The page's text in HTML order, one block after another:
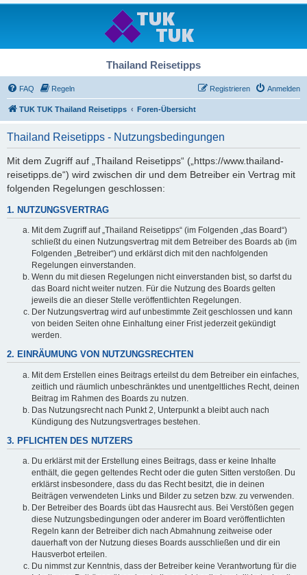
Thailand Reisetipps
FAQ Regeln Anmelden
Registrieren
TUK TUK Thailand Reisetipps Foren-Übersicht
Thailand Reisetipps - Nutzungsbedingungen
Mit dem Zugriff auf „Thailand Reisetipps“ („https://www.thailand-
reisetipps.de“) wird zwischen dir und dem Betreiber ein Vertrag mit
folgenden Regelungen geschlossen:
1. NUTZUNGSVERTRAG
Mit dem Zugriff auf „Thailand Reisetipps“ (im Folgenden „das Board“)
schließt du einen Nutzungsvertrag mit dem Betreiber des Boards ab (im
Folgenden „Betreiber“) und erklärst dich mit den nachfolgenden
Regelungen einverstanden.
Wenn du mit diesen Regelungen nicht einverstanden bist, so darfst du
das Board nicht weiter nutzen. Für die Nutzung des Boards gelten
jeweils die an dieser Stelle veröffentlichten Regelungen.
Der Nutzungsvertrag wird auf unbestimmte Zeit geschlossen und kann
von beiden Seiten ohne Einhaltung einer Frist jederzeit gekündigt
werden.
2. EINRÄUMUNG VON NUTZUNGSRECHTEN
Mit dem Erstellen eines Beitrags erteilst du dem Betreiber ein einfaches,
zeitlich und räumlich unbeschränktes und unentgeltliches Recht, deinen
Beitrag im Rahmen des Boards zu nutzen.
Das Nutzungsrecht nach Punkt 2, Unterpunkt a bleibt auch nach
Kündigung des Nutzungsvertrages bestehen.
3. PFLICHTEN DES NUTZERS
Du erklärst mit der Erstellung eines Beitrags, dass er keine Inhalte
enthält, die gegen geltendes Recht oder die guten Sitten verstoßen. Du
erklärst insbesondere, dass du das Recht besitzt, die in deinen
Beiträgen verwendeten Links und Bilder zu setzen bzw. zu verwenden.
Der Betreiber des Boards übt das Hausrecht aus. Bei Verstößen gegen
diese Nutzungsbedingungen oder anderer im Board veröffentlichten
Regeln kann der Betreiber dich nach Abmahnung zeitweise oder
dauerhaft von der Nutzung dieses Boards ausschließen und dir ein
Hausverbot erteilen.
Du nimmst zur Kenntnis, dass der Betreiber keine Verantwortung für die